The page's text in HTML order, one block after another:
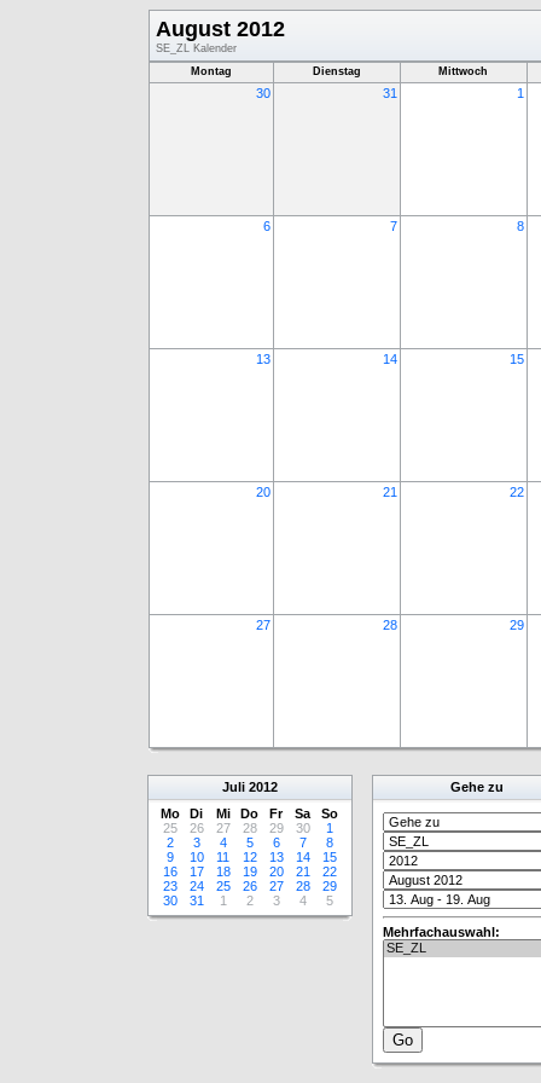
August 2012
SE_ZL Kalender
Montag
Dienstag Mittwoch
30 31 1
6 7 8
13 14 15
20 21 22
27 28 29
Juli 2012
Mo
Di Mi Do Fr Sa
So
25
26 27 28 29 30
1
2
3 4 5 6 7
8
9
10 11 12 13 14
15
16
17 18 19 20 21
22
23
24 25 26 27 28
29
30
31 1 2 3 4 5
Gehe zu
Mehrfachauswahl: